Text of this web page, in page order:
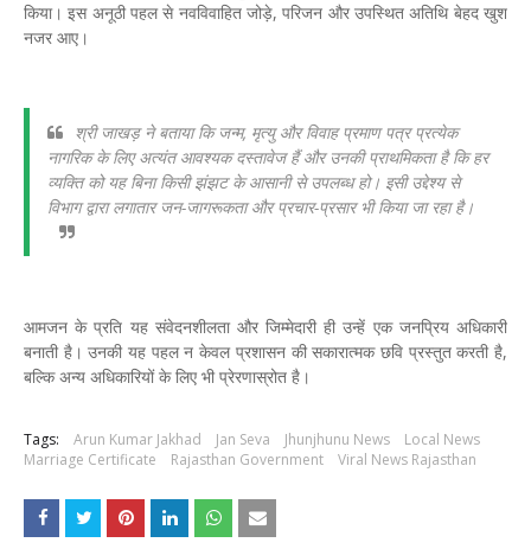
किया। इस अनूठी पहल से नवविवाहित जोड़े, परिजन और उपस्थित अतिथि बेहद खुश
नजर आए।
श्री जाखड़ ने बताया कि जन्म, मृत्यु और विवाह प्रमाण पत्र प्रत्येक
नागरिक के लिए अत्यंत आवश्यक दस्तावेज हैं और उनकी प्राथमिकता है कि हर
व्यक्ति को यह बिना किसी झंझट के आसानी से उपलब्ध हो। इसी उद्देश्य से
विभाग द्वारा लगातार जन-जागरूकता और प्रचार-प्रसार भी किया जा रहा है।
आमजन के प्रति यह संवेदनशीलता और जिम्मेदारी ही उन्हें एक जनप्रिय अधिकारी
बनाती है। उनकी यह पहल न केवल प्रशासन की सकारात्मक छवि प्रस्तुत करती है,
बल्कि अन्य अधिकारियों के लिए भी प्रेरणास्रोत है।
Tags: Arun Kumar Jakhad Jan Seva Jhunjhunu News
Local News
Marriage Certificate
Rajasthan Government Viral News Rajasthan